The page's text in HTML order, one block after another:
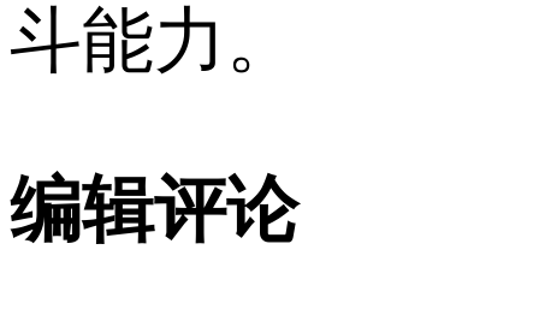
斗能力。
编辑评论